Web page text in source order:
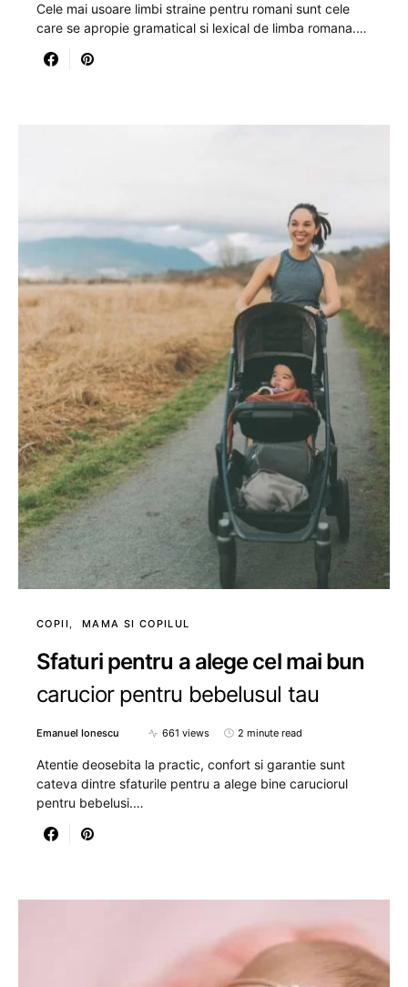
Cele mai usoare limbi straine pentru romani sunt cele
care se apropie gramatical si lexical de limba romana.…
COPII MAMA SI COPILUL
Sfaturi pentru a alege cel mai bun
carucior pentru bebelusul tau
Emanuel Ionescu 661 views 2 minute read
Atentie deosebita la practic, confort si garantie sunt
cateva dintre sfaturile pentru a alege bine caruciorul
pentru bebelusi.…